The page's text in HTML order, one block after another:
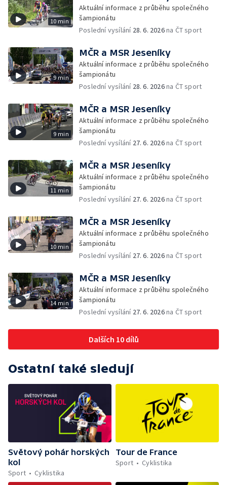
10 min
Aktuální informace z průběhu společného
šampionátu
Poslední vysílání 28. 6. 2026na ČT sport
9 min
MČR a MSR Jeseníky
Aktuální informace z průběhu společného
šampionátu
Poslední vysílání 28. 6. 2026na ČT sport
9 min
MČR a MSR Jeseníky
Aktuální informace z průběhu společného
šampionátu
Poslední vysílání 27. 6. 2026na ČT sport
11 min
MČR a MSR Jeseníky
Aktuální informace z průběhu společného
šampionátu
Poslední vysílání 27. 6. 2026na ČT sport
10 min
MČR a MSR Jeseníky
Aktuální informace z průběhu společného
šampionátu
Poslední vysílání 27. 6. 2026na ČT sport
14 min
MČR a MSR Jeseníky
Aktuální informace z průběhu společného
šampionátu
Poslední vysílání 27. 6. 2026na ČT sport
Dalších 10 dílů
Ostatní také sledují
Světový pohár horských
kol
Sport
Cyklistika
Tour de France
Sport
Cyklistika